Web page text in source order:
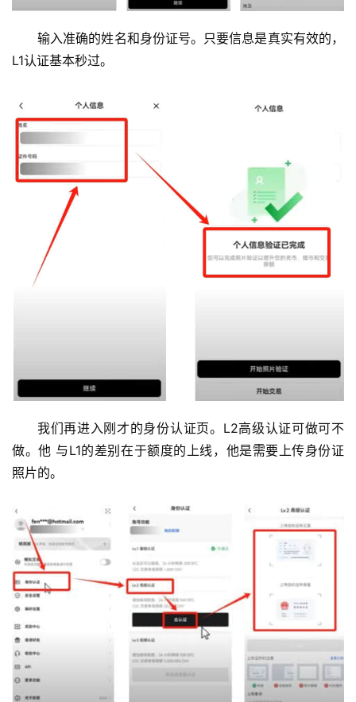
闻
情
分
析
币
圈
常
见
问
输入准确的姓名和身份证号。只要信息是真实有效的，
L1认证基本秒过。
我们再进入刚才的身份认证页。L2高级认证可做可不
做。他 与L1的差别在于额度的上线，他是需要上传身份证
照片的。